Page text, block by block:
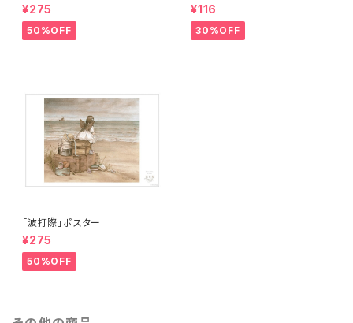
¥275
50%OFF
¥116
30%OFF
「波打際」ポスター
¥275
50%OFF